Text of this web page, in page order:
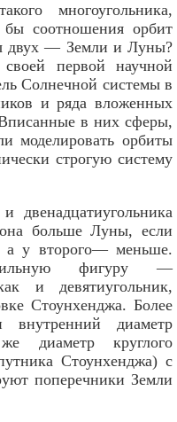
многоугольника,
бы соотношения орбит
двух — Земли и Луны?
первой научной
Солнечной системы в
и ряда вложенных
в них сферы,
моделировать орбиты
строгую систему
двенадцатиугольника
больше Луны, если
а у второго— меньше.
фигуру —
и девятиугольник,
Стоунхенджа. Более
внутренний диаметр
диаметр круглого
Стоунхенджа) с
поперечники Земли